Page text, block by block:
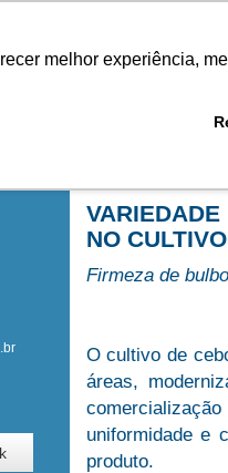
melhor experiência,
VARIEDADE
NO
Firmeza de
O cultivo de
áreas,
uniformidade e
produto.